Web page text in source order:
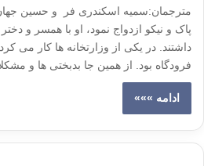
مترجمان:سمیه اسکندری فر و حسین جهان
پاک و نیکو ازدواج نمود، او با همسر و
داشتند. در یکی از وزارتخانه ها کار می
فرودگاه بود. از همین جا بدبختی ها و
ادامه »»»